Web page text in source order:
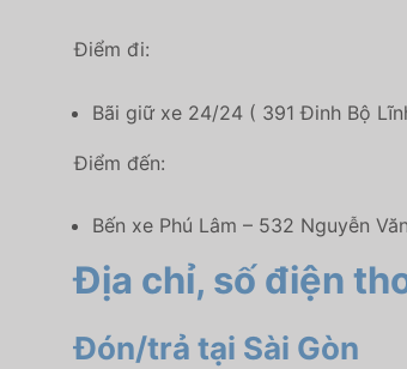
Điểm đi:
Bãi giữ xe 24/24 ( 391 Đinh Bộ
Điểm đến:
Bến xe Phú Lâm – 532 Nguyễn
Địa chỉ, số điện
Đón/trả tại Sài Gòn